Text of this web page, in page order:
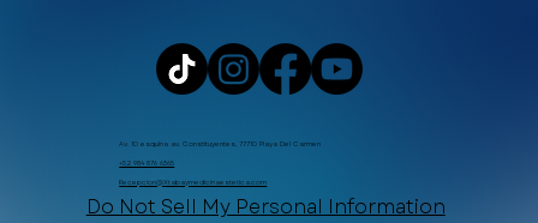
Av. 10 esquina av. Constituyentes, 77710 Playa Del Carmen
+52 984 876 6365
Recepcion@Xtabaymedicinaestetica.com
Do Not Sell My Personal Information